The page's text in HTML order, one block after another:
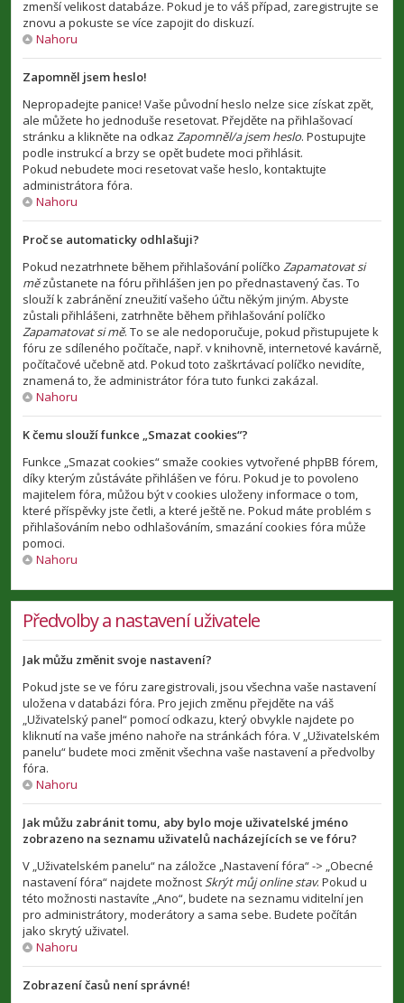
zmenší velikost databáze. Pokud je to váš případ, zaregistrujte se
znovu a pokuste se více zapojit do diskuzí.
Nahoru
Zapomněl jsem heslo!
Nepropadejte panice! Vaše původní heslo nelze sice získat zpět,
ale můžete ho jednoduše resetovat. Přejděte na přihlašovací
stránku a klikněte na odkaz Zapomněl/a jsem heslo. Postupujte
podle instrukcí a brzy se opět budete moci přihlásit.
Pokud nebudete moci resetovat vaše heslo, kontaktujte
administrátora fóra.
Nahoru
Proč se automaticky odhlašuji?
Pokud nezatrhnete během přihlašování políčko Zapamatovat si
mězůstanete na fóru přihlášen jen po přednastavený čas. To
slouží k zabránění zneužití vašeho účtu někým jiným. Abyste
zůstali přihlášeni, zatrhněte během přihlašování políčko
Zapamatovat si mě. To se ale nedoporučuje, pokud přistupujete k
fóru ze sdíleného počítače, např. v knihovně, internetové kavárně,
počítačové učebně atd. Pokud toto zaškrtávací políčko nevidíte,
znamená to, že administrátor fóra tuto funkci zakázal.
Nahoru
K čemu slouží funkce „Smazat cookies“?
Funkce „Smazat cookies“ smaže cookies vytvořené phpBB fórem,
díky kterým zůstáváte přihlášen ve fóru. Pokud je to povoleno
majitelem fóra, můžou být v cookies uloženy informace o tom,
které příspěvky jste četli, a které ještě ne. Pokud máte problém s
přihlašováním nebo odhlašováním, smazání cookies fóra může
pomoci.
Nahoru
Předvolby a nastavení uživatele
Jak můžu změnit svoje nastavení?
Pokud jste se ve fóru zaregistrovali, jsou všechna vaše nastavení
uložena v databázi fóra. Pro jejich změnu přejděte na váš
„Uživatelský panel“ pomocí odkazu, který obvykle najdete po
kliknutí na vaše jméno nahoře na stránkách fóra. V „Uživatelském
panelu“ budete moci změnit všechna vaše nastavení a předvolby
fóra.
Nahoru
Jak můžu zabránit tomu, aby bylo moje uživatelské jméno
zobrazeno na seznamu uživatelů nacházejících se ve fóru?
V „Uživatelském panelu“ na záložce „Nastavení fóra“ -> „Obecné
nastavení fóra“ najdete možnostSkrýt můj online stav. Pokud u
této možnosti nastavíte „Ano“, budete na seznamu viditelní jen
pro administrátory, moderátory a sama sebe. Budete počítán
jako skrytý uživatel.
Nahoru
Zobrazení časů není správné!